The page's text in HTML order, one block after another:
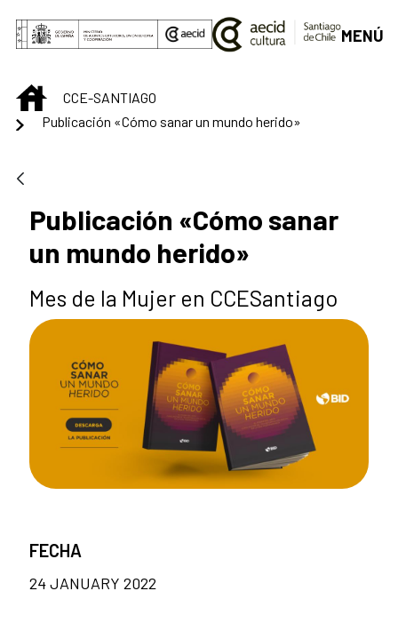
Skip to Main Content
MENÚ
INICIOCCE-SANTIAGO
Publicación «Cómo sanar un mundo herido»
Publicación «Cómo sanar
un mundo herido»
Mes de la Mujer en CCESantiago
FECHA
24 JANUARY 2022